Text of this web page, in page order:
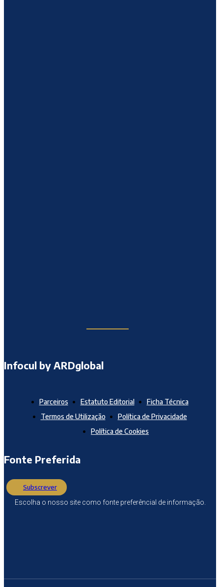
Infocul by ARDglobal
Parceiros Estatuto Editorial
Ficha Técnica
Termos de Utilização
Política de Privacidade
Política de Cookies
Fonte Preferida
Subscrever
Escolha o nosso site como fonte preferêncial de informação.